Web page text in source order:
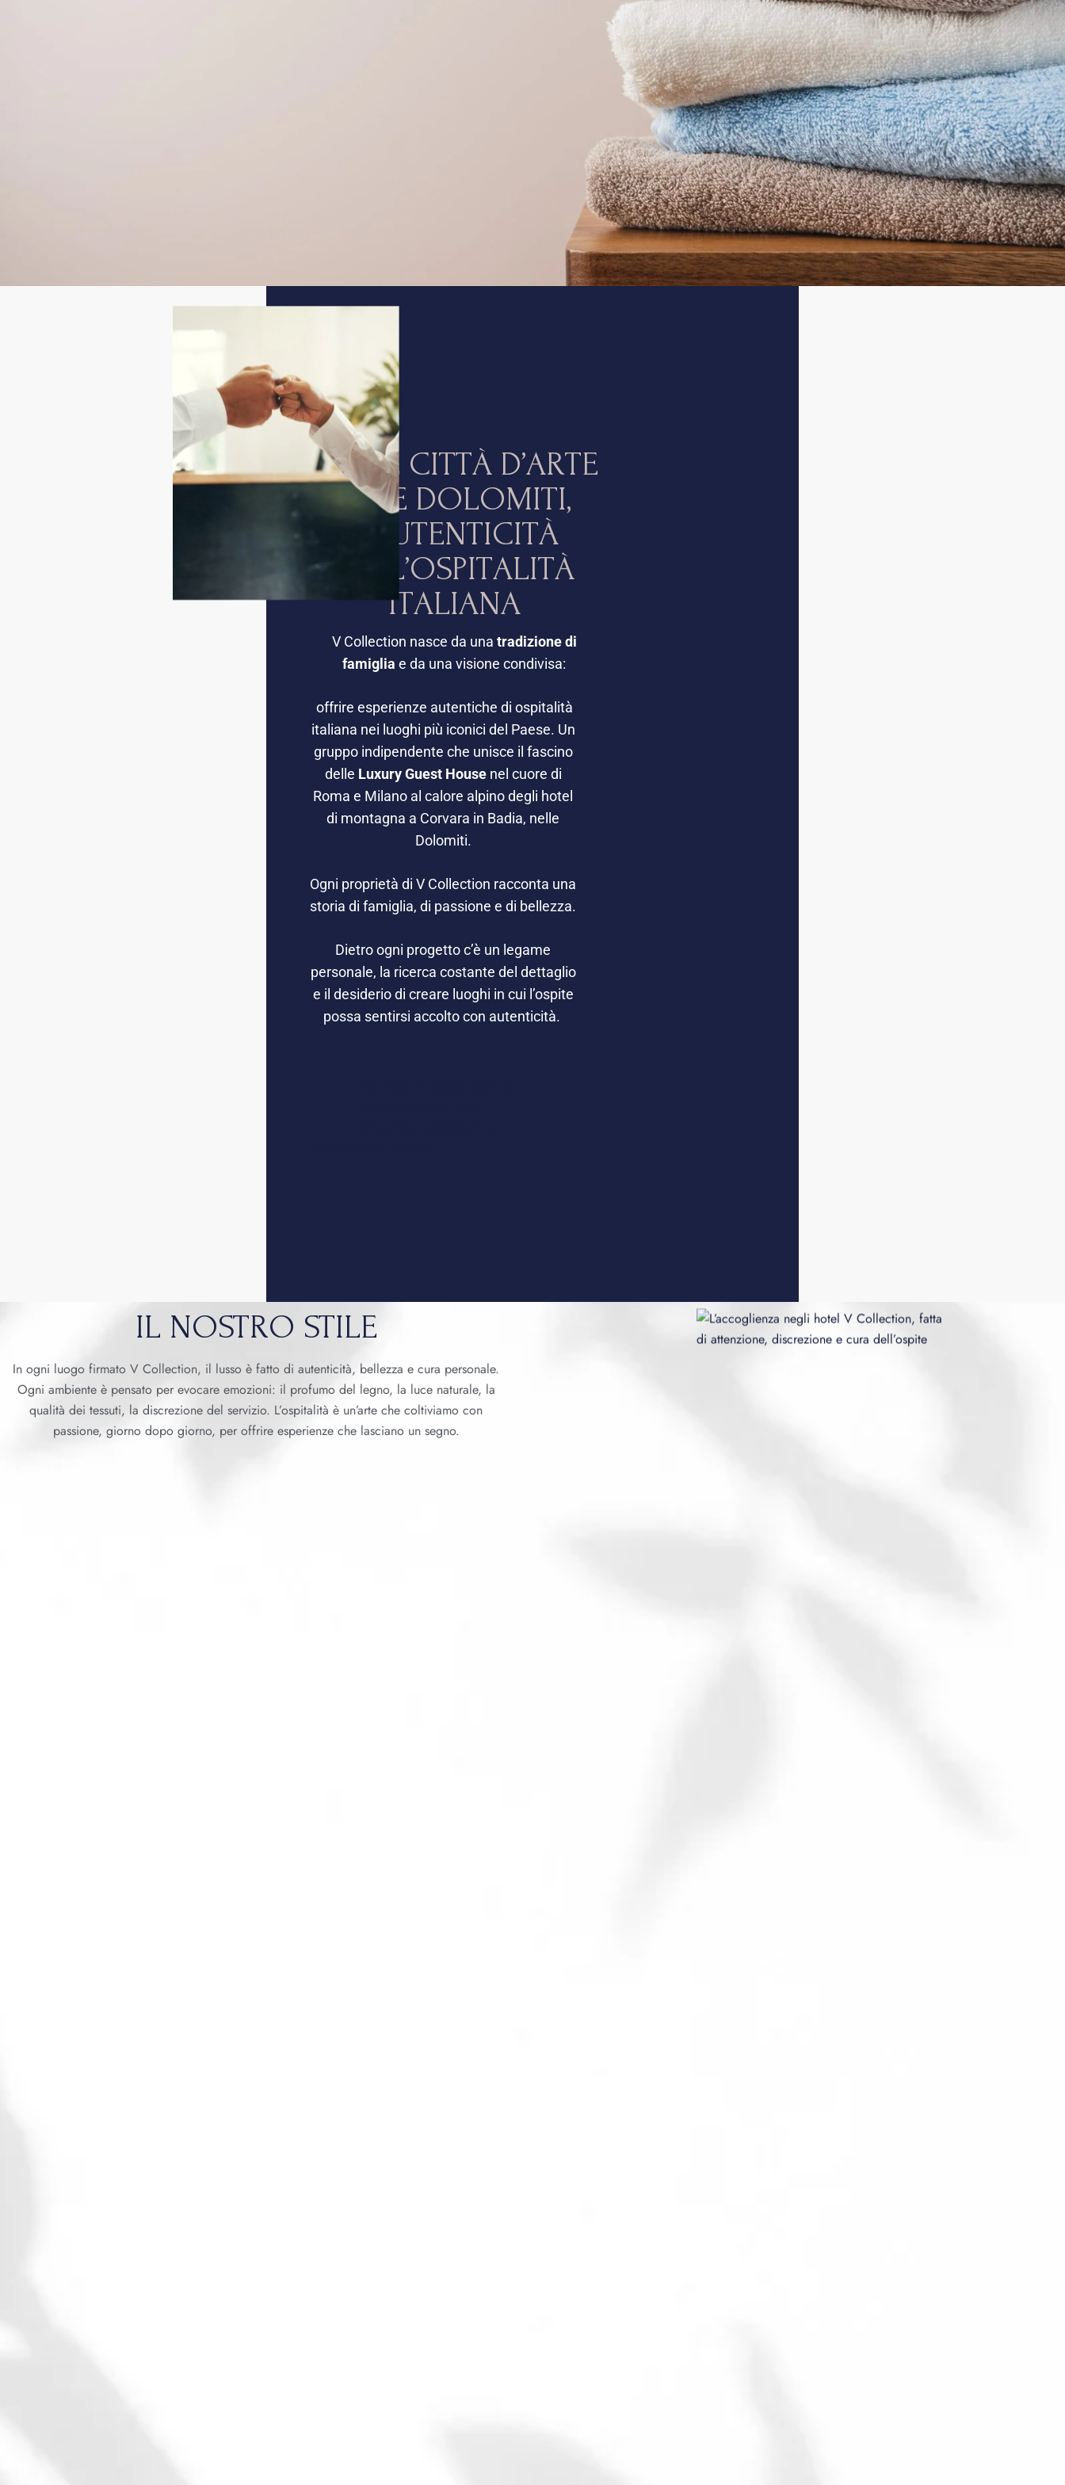
DALLE CITTÀ D’ARTE
ALLE DOLOMITI,
UTENTICITÀ
L’OSPITALITÀ
ITALIANA
V Collection nasce da una tradizione di
famiglia e da una visione condivisa:
offrire esperienze autentiche di ospitalità
italiana nei luoghi più iconici del Paese. Un
gruppo indipendente che unisce il fascino
delle Luxury Guest Housenel cuore di
Roma e Milano al calore alpino degli hotel
di montagna a Corvara in Badia, nelle
Dolomiti.
Ogni proprietà di V Collection racconta una
storia di famiglia, di passione e di bellezza.
Dietro ogni progetto c’è un legame
personale, la ricerca costante del dettaglio
e il desiderio di creare luoghi in cui l’ospite
possa sentirsi accolto con autenticità.
IL NOSTRO STILE
In ogni luogo firmato V Collection, il lusso è fatto di autenticità, bellezza e cura personale.
Ogni ambiente è pensato per evocare emozioni: il profumo del legno, la luce naturale, la
qualità dei tessuti, la discrezione del servizio. L’ospitalità è un’arte che coltiviamo con
passione, giorno dopo giorno, per offrire esperienze che lasciano un segno.